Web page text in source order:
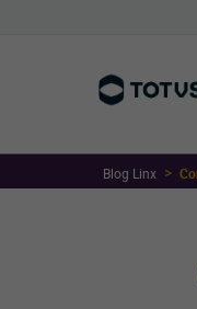
Blog Linx